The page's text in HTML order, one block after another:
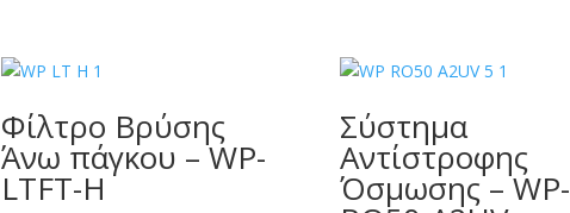
Φίλτρο Βρύσης
Άνω πάγκου – WP-
LTFT-H
Σύστημα
Αντίστροφης
Όσμωσης – WP-